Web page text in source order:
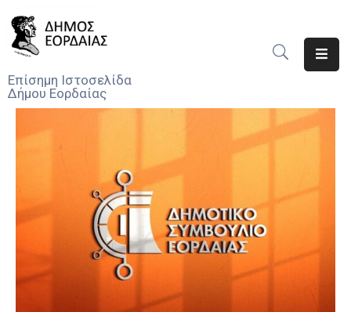
Επίσημη Ιστοσελίδα
Δήμου Εορδαίας
Ο
Του
Προσκλήσεις